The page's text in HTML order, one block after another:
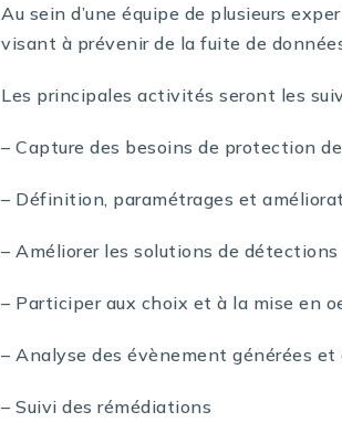
Au sein d’une équipe de plusieurs
visant à prévenir de la fuite de
Les principales activités seront les
– Capture des besoins de protection
– Définition, paramétrages et
– Améliorer les solutions de détections
– Participer aux choix et à la mise en
– Analyse des évènement générées
– Suivi des rémédiations